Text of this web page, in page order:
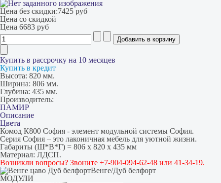
Цена без скидки:7425 руб
Цена со скидкой
Цена 6683 руб
Купить в рассрочку на 10 месяцев
Купить в кредит
Высота: 820 мм.
Ширина: 806 мм.
Глубина: 435 мм.
Производитель:
ПАМИР
Описание
Цвета
Комод К800 София - элемент модульной системы София.
Серия София – это лаконичная мебель для уютной жизни.
Габариты (Ш*В*Г) = 806 х 820 х 435 мм
Материал: ЛДСП.
Возникли вопросы? Звоните +7-904-094-62-48 или 41-34-19.
Венге/Дуб белфорт
МОДУЛИ